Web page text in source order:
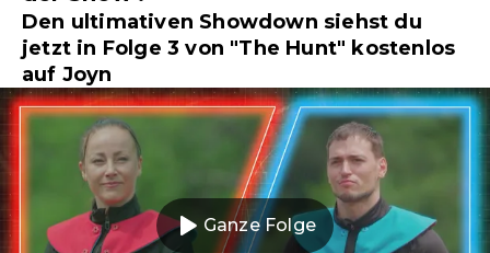
Den ultimativen Showdown siehst du
jetzt in Folge 3 von "The Hunt" kostenlos
auf Joyn
Ganze Folge